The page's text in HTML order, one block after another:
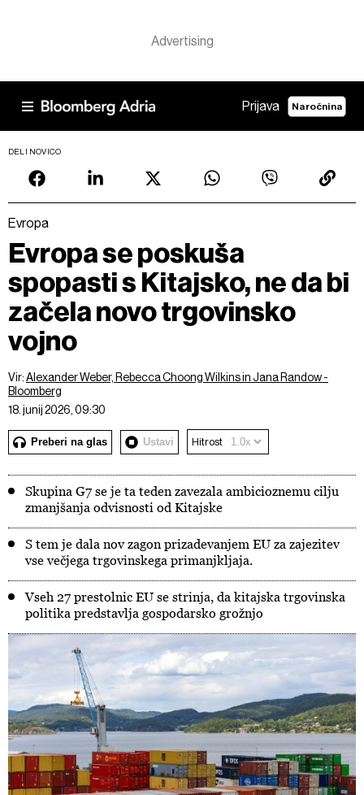
Prijava Naročnina
DELI NOVICO
Evropa
Evropa se poskuša
spopasti s Kitajsko, ne da bi
začela novo trgovinsko
vojno
Vir:Alexander Weber, Rebecca Choong Wilkins in Jana Randow -
Bloomberg
18. junij 2026, 09:30
Preberi na glas Ustavi Hitrost
Skupina G7 se je ta teden zavezala ambicioznemu cilju
zmanjšanja odvisnosti od Kitajske
S tem je dala nov zagon prizadevanjem EU za zajezitev
vse večjega trgovinskega primanjkljaja.
Vseh 27 prestolnic EU se strinja, da kitajska trgovinska
politika predstavlja gospodarsko grožnjo